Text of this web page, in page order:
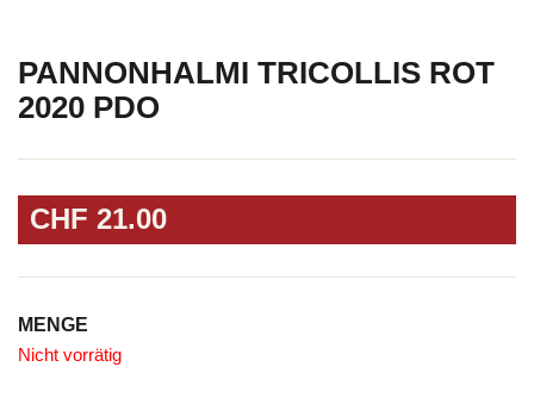
PANNONHALMI TRICOLLIS ROT
2020 PDO
CHF 21.00
MENGE
Nicht vorrätig